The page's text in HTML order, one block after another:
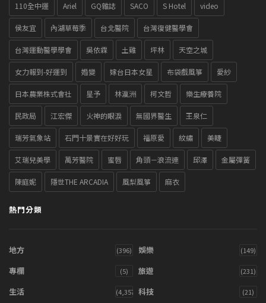
110全中運 Ariel GQ雜誌 SACO S Hotel video
侯友宜 內湖草莓季 台北醫院 台灣復健醫學會
台灣運動醫學學會 吳依霖 土雞 坪林 天空之城
女力報到-好運到 婚變 嫁台日本女星 布袋戲風箏 愛紗
日本農業株式會社 星予 林瀛洲 柯文哲 樂生療養院
民政局 江宏傑 火神的眼淚 無國界醫生 王泉仁
瑞芳氣象站 石門十景實在好好玩 福原愛 紋繡 美睫
艾瑞兒美學 萬芳醫院 蜜唇 角頭－浪流連 邱澤 金屬彈簧
陳庭妮 隱世THE ARCADIA 風梨風箏 麻衣
熱門分類
地方 (396) 娛樂 (149)
專欄 (5) 旅遊 (231)
生活 (4,357) 科技 (21)